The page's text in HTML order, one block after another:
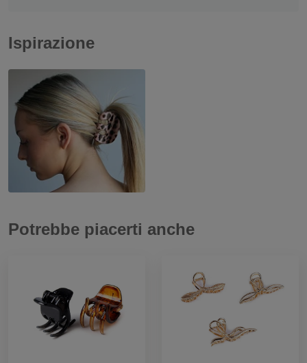
Ispirazione
Potrebbe piacerti anche